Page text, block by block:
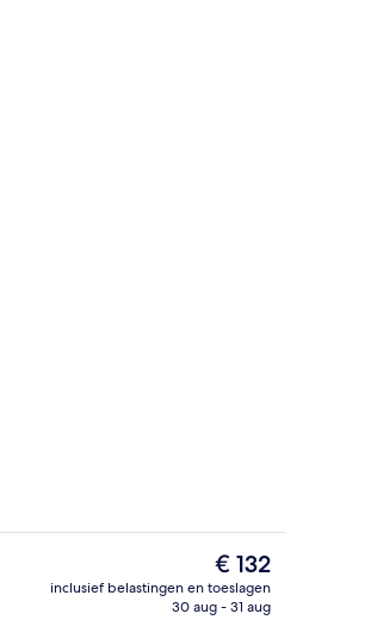
De
huidige
prijs
€ 132
inclusief belastingen en toeslagen
30 aug - 31 aug